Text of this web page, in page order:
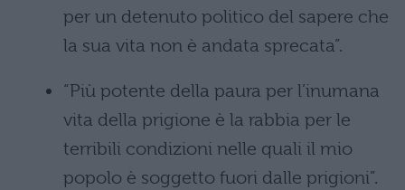
per un detenuto politico del sapere che
la sua vita non è andata sprecata”.
“Più potente della paura per l’inumana
vita della prigione è la rabbia per le
terribili condizioni nelle quali il mio
popolo è soggetto fuori dalle prigioni”.